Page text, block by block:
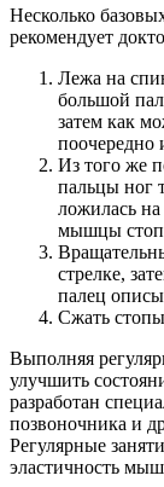
Несколько
рекомендует
Лежа на
большой
затем как
поочередно
Из того же
пальцы ног
ложилась
мышцы
стрелке,
палец
Сжать
Выполняя
улучшить
разработан
позвоночника и
Регулярные
эластичность